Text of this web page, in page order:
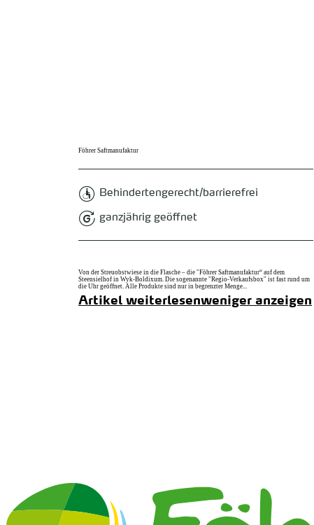
Föhrer Saftmanufaktur
Behindertengerecht/barrierefrei
ganzjährig geöffnet
Von der Streuobstwiese in die Flasche – die "Föhrer Saftmanufaktur“ auf dem
Steensielhof in Wyk-Boldixum. Die sogenannte "Regio-Verkaufsbox" ist fast rund um
die Uhr geöffnet. Alle Produkte sind nur in begrenzter Menge...
Artikel weiterlesenweniger anzeigen